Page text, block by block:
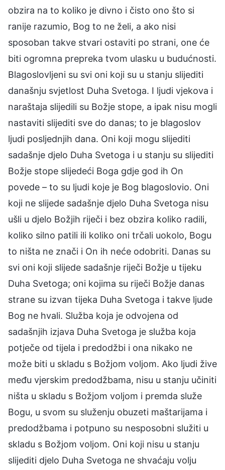
obzira na to koliko je divno i čisto ono što si
ranije razumio, Bog to ne želi, a ako nisi
sposoban takve stvari ostaviti po strani, one će
biti ogromna prepreka tvom ulasku u budućnosti.
Blagoslovljeni su svi oni koji su u stanju slijediti
današnju svjetlost Duha Svetoga. I ljudi vjekova i
naraštaja slijedili su Božje stope, a ipak nisu mogli
nastaviti slijediti sve do danas; to je blagoslov
ljudi posljednjih dana. Oni koji mogu slijediti
sadašnje djelo Duha Svetoga i u stanju su slijediti
Božje stope slijedeći Boga gdje god ih On
povede – to su ljudi koje je Bog blagoslovio. Oni
koji ne slijede sadašnje djelo Duha Svetoga nisu
ušli u djelo Božjih riječi i bez obzira koliko radili,
koliko silno patili ili koliko oni trčali uokolo, Bogu
to ništa ne znači i On ih neće odobriti. Danas su
svi oni koji slijede sadašnje riječi Božje u tijeku
Duha Svetoga; oni kojima su riječi Božje danas
strane su izvan tijeka Duha Svetoga i takve ljude
Bog ne hvali. Služba koja je odvojena od
sadašnjih izjava Duha Svetoga je služba koja
potječe od tijela i predodžbi i ona nikako ne
može biti u skladu s Božjom voljom. Ako ljudi žive
među vjerskim predodžbama, nisu u stanju učiniti
ništa u skladu s Božjom voljom i premda služe
Bogu, u svom su služenju obuzeti maštarijama i
predodžbama i potpuno su nesposobni služiti u
skladu s Božjom voljom. Oni koji nisu u stanju
slijediti djelo Duha Svetoga ne shvaćaju volju